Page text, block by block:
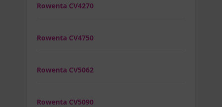
Rowenta CV4270
Rowenta CV4750
Rowenta CV5062
Rowenta CV5090